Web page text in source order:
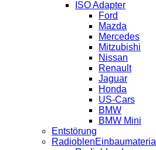
ISO Adapter
Ford
Mazda
Mercedes
Mitzubishi
Nissan
Renault
Jaguar
Honda
US-Cars
BMW
BMW Mini
Entstörung
RadioblenEinbaumaterial